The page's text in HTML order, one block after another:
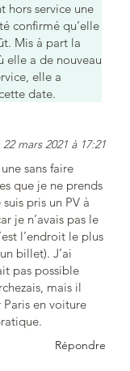
hors service une
confirmé qu’elle
Mis à part la
elle a de nouveau
elle a
date.
22 mars 2021 à 17:21
sans faire
que je ne prends
pris un PV à
je n’avais pas le
l’endroit le plus
billet). J’ai
pas possible
mais il
Paris en voiture
Répondre